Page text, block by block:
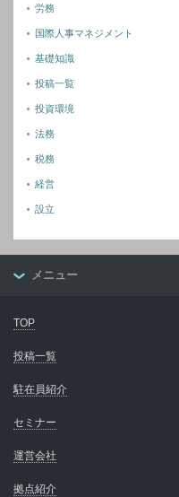
労務
国際人事マネジメント
基礎知識
投稿一覧
投資環境
法務
税務
経営
設立
メニュー
TOP
投稿一覧
駐在員紹介
セミナー
運営会社
拠点紹介